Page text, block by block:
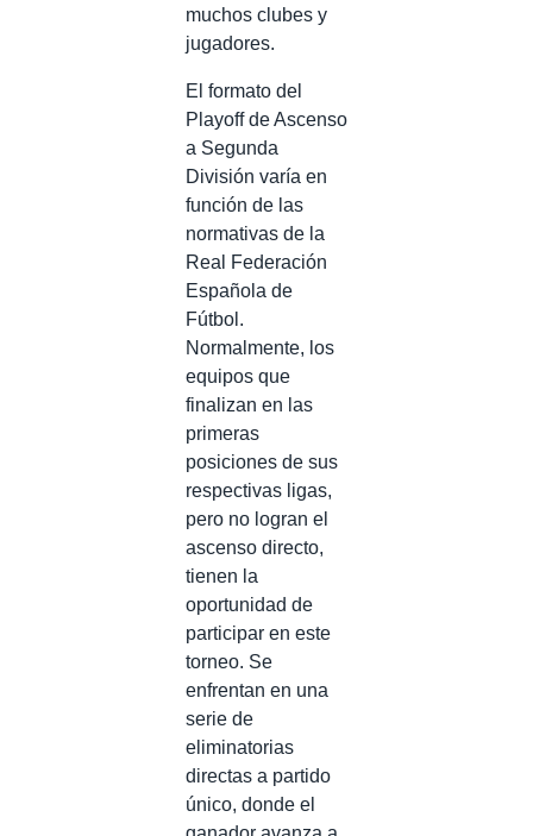
muchos clubes y
jugadores.
El formato del
Playoff de Ascenso
a Segunda
División varía en
función de las
normativas de la
Real Federación
Española de
Fútbol.
Normalmente, los
equipos que
finalizan en las
primeras
posiciones de sus
respectivas ligas,
pero no logran el
ascenso directo,
tienen la
oportunidad de
participar en este
torneo. Se
enfrentan en una
serie de
eliminatorias
directas a partido
único, donde el